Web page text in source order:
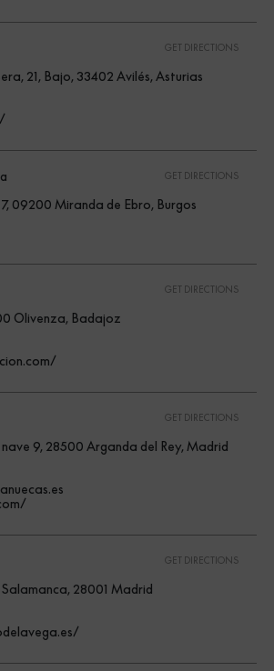
GET DIRECTIONS
21, Bajo, 33402 Avilés, Asturias
GET DIRECTIONS
09200 Miranda de Ebro, Burgos
GET DIRECTIONS
Olivenza, Badajoz
GET DIRECTIONS
9, 28500 Arganda del Rey, Madrid
GET DIRECTIONS
Salamanca, 28001 Madrid